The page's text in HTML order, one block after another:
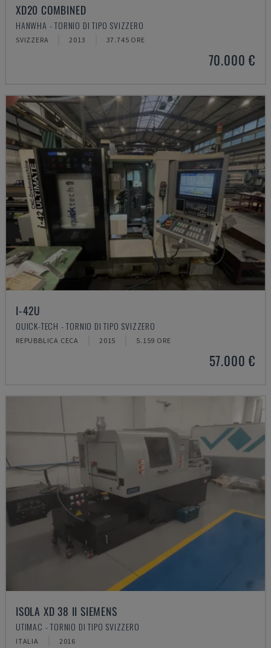
XD20 COMBINED
HANWHA - TORNIO DI TIPO SVIZZERO
SVIZZERA 2013 37.745 ORE
70.000 €
I-42U
QUICK-TECH - TORNIO DI TIPO SVIZZERO
REPUBBLICA CECA 2015 5.159 ORE
57.000 €
ISOLA XD 38 II SIEMENS
UTIMAC - TORNIO DI TIPO SVIZZERO
ITALIA 2016